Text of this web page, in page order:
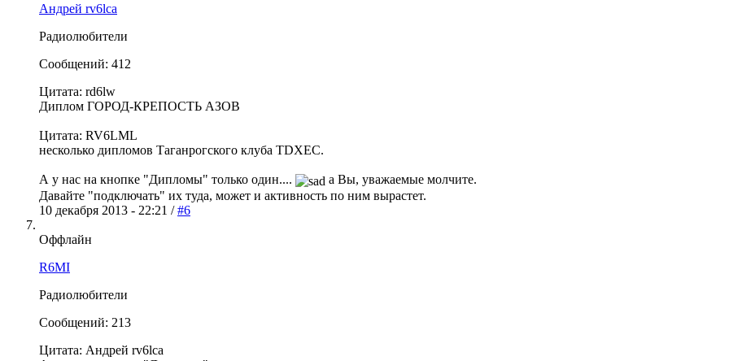
Андрей rv6lca
Радиолюбители
Сообщений: 412
Цитата: rd6lw
Диплом ГОРОД-КРЕПОСТЬ АЗОВ
Цитата: RV6LML
несколько дипломов Таганрогского клуба TDXEC.
А у нас на кнопке "Дипломы" только один....
а Вы, уважаемые молчите.
Давайте "подключать" их туда, может и активность по ним вырастет.
10 декабря 2013 - 22:21 /#6
Оффлайн
R6MI
Радиолюбители
Сообщений: 213
Цитата: Андрей rv6lca